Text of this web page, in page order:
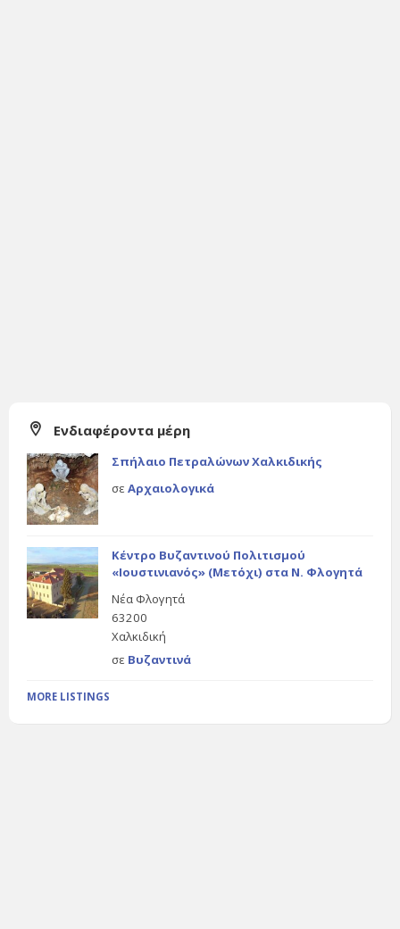
Ενδιαφέροντα μέρη
Σπήλαιο Πετραλώνων Χαλκιδικής
σε Αρχαιολογικά
Κέντρο Βυζαντινού Πολιτισμού
«Ιουστινιανός» (Μετόχι) στα Ν. Φλογητά
Νέα Φλογητά
63200
Χαλκιδική
σε Βυζαντινά
MORE LISTINGS